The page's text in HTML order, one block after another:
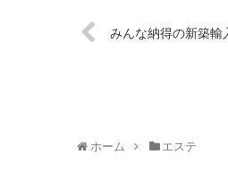
みんな納得の新築輸
ホーム エステ